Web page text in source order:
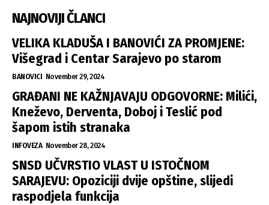
NAJNOVIJI ČLANCI
VELIKA KLADUŠA I BANOVIĆI ZA PROMJENE:
Višegrad i Centar Sarajevo po starom
BANOVICI November 29, 2024
GRAĐANI NE KAŽNJAVAJU ODGOVORNE: Milići,
Kneževo, Derventa, Doboj i Teslić pod
šapom istih stranaka
INFOVEZA November 28, 2024
SNSD UČVRSTIO VLAST U ISTOČNOM
SARAJEVU: Opoziciji dvije opštine, slijedi
raspodjela funkcija